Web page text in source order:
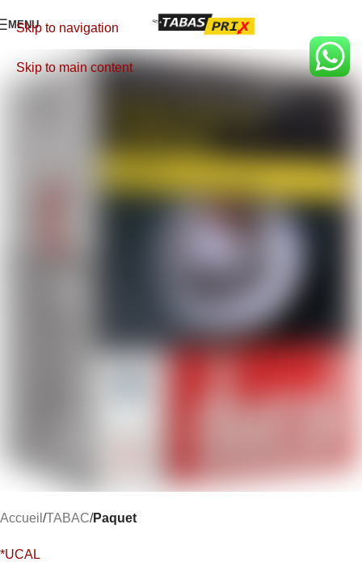
Skip to navigation
Skip to main content
MENU
Accueil TABAC Paquet
*UCAL